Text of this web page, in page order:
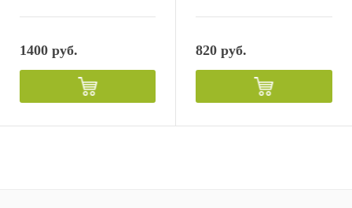
1400 руб. 820 руб.